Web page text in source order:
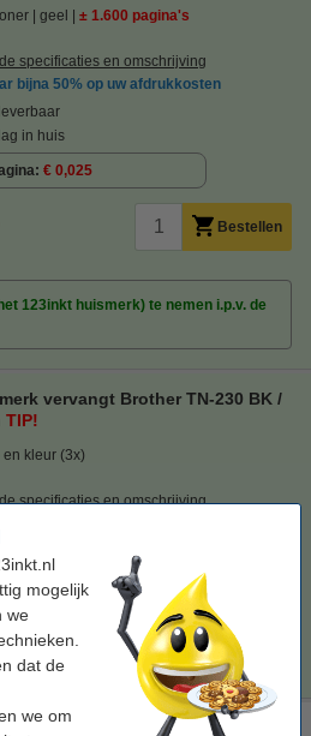
mogelijk
we
dat de
we om
geel ± 1.600 pagina's
specificaties en omschrijving
bijna 50% op uw afdrukkosten
in huis
€ 0,025
Bestellen
123inkt huismerk) te nemen i.p.v. de
vervangt Brother TN-230 BK /
TIP!
kleur (3x)
specificaties en omschrijving
€ 0,021
Bestellen